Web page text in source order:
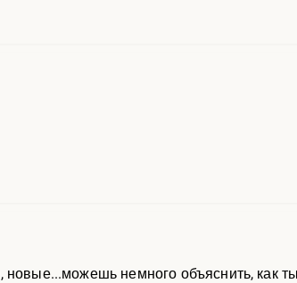
немного объяснить, как